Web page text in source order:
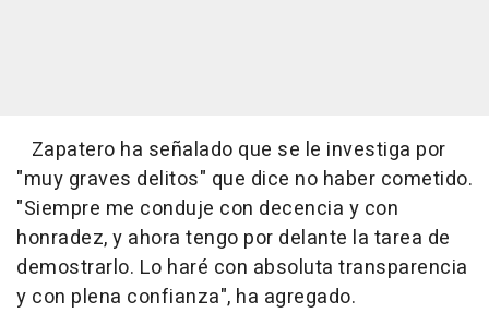
Zapatero ha señalado que se le investiga por
"muy graves delitos" que dice no haber cometido.
"Siempre me conduje con decencia y con
honradez, y ahora tengo por delante la tarea de
demostrarlo. Lo haré con absoluta transparencia
y con plena confianza", ha agregado.